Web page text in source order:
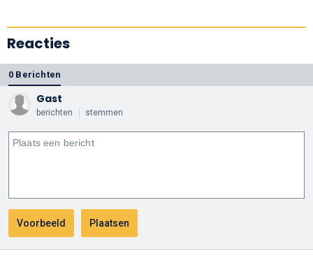
Reacties
0 Berichten
Gast
berichten stemmen